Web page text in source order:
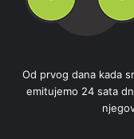
Od prvog dana kada
emitujemo 24 sata